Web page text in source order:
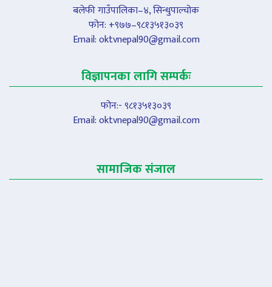
बलेफी गाउँपालिका–४, सिन्धुपाल्चोक
फोन: +९७७–९८१३५१३०३९
Email:oktvnepal90@gmail.com
विज्ञापनका लागि सम्पर्कः
फोन:- ९८१३५१३०३९
Email:oktvnepal90@gmail.com
सामाजिक संजाल